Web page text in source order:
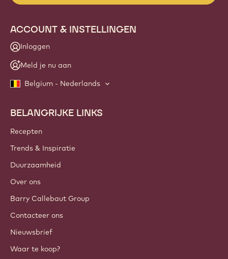
ACCOUNT & INSTELLINGEN
Inloggen
Meld je nu aan
Belgium - Nederlands
Footer
Callebaut
BELANGRIJKE LINKS
Recepten
Trends & Inspiratie
Duurzaamheid
Over ons
Barry Callebaut Group
Contacteer ons
Nieuwsbrief
Waar te koop?